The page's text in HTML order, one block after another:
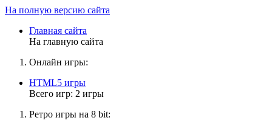
На полную версию сайта
Главная сайта
На главную сайта
Онлайн игры:
HTML5 игры
Всего игр: 2 игры
Ретро игры на 8 bit: